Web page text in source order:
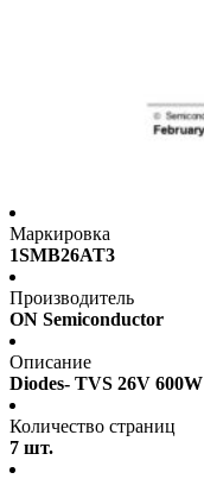
Маркировка
1SMB26AT3
Производитель
ON Semiconductor
Описание
Diodes- TVS 26V 600W
Количество страниц
7 шт.